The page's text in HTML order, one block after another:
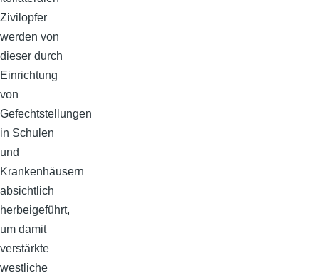
Zivilopfer
werden von
dieser durch
Einrichtung
von
Gefechtstellungen
in Schulen
und
Krankenhäusern
absichtlich
herbeigeführt,
um damit
verstärkte
westliche